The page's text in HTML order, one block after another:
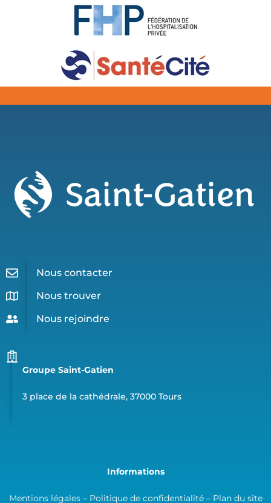
Nous contacter
Nous trouver
Nous rejoindre
Groupe Saint-Gatien
3 place de la cathédrale, 37000 Tours
Informations
Mentions légales– Politique de confidentialité – Plan du site